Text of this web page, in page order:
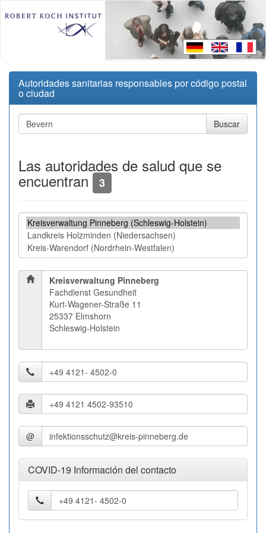
Autoridades sanitarias responsables por código postal
o ciudad
Las autoridades de salud que se
encuentran 3
Kreisverwaltung Pinneberg
Fachdienst Gesundheit
Kurt-Wagener-Straße 11
25337 Elmshorn
Schleswig-Holstein
@
COVID-19 Información del contacto